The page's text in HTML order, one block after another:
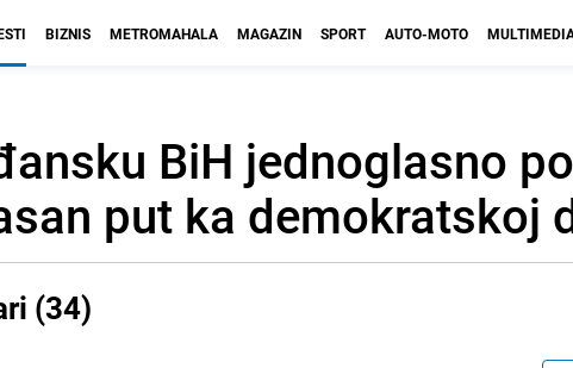
BIZNIS METROMAHALA MAGAZIN SPORT AUTO-MOTO
BiH jednoglasno
put ka demokratskoj
(34)